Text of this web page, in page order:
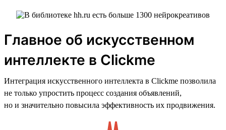
Главное об искусственном
интеллекте в Clickme
Интеграция искусственного интеллекта в Clickme позволила
не только упростить процесс создания объявлений,
но и значительно повысила эффективность их продвижения.